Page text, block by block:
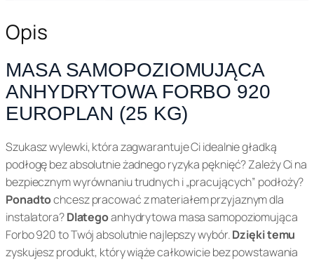
o
m
u
j
ą
c
a
n
h
y
d
r
y
e
n
a
w
y
n
o
s
n
a
w
y
n
o
s
i
Opis
MASA SAMOPOZIOMUJĄCA
ANHYDRYTOWA FORBO 920
EUROPLAN (25 KG)
Szukasz wylewki, która zagwarantuje Ci idealnie gładką
podłogę bez absolutnie żadnego ryzyka pęknięć? Zależy Ci na
bezpiecznym wyrównaniu trudnych i „pracujących” podłoży?
Ponadtochcesz pracować z materiałem przyjaznym dla
instalatora?Dlategoanhydrytowa masa samopoziomująca
Forbo 920 to Twój absolutnie najlepszy wybór.Dzięki temu
zyskujesz produkt, który wiąże całkowicie bez powstawania